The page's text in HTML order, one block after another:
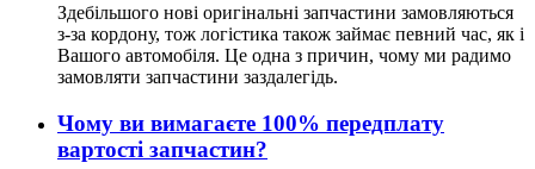
Здебільшого нові оригінальні запчастини замовляються
з-за кордону, тож логістика також займає певний час, як і
Вашого автомобіля. Це одна з причин, чому ми радимо
замовляти запчастини заздалегідь.
Чому ви вимагаєте 100% передплату
вартості запчастин?